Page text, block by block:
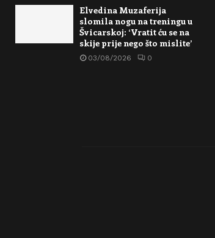
Elvedina Muzaferija
slomila nogu na treningu u
Švicarskoj: ‘Vratit ću se na
skije prije nego što mislite’
03/08/2026 0